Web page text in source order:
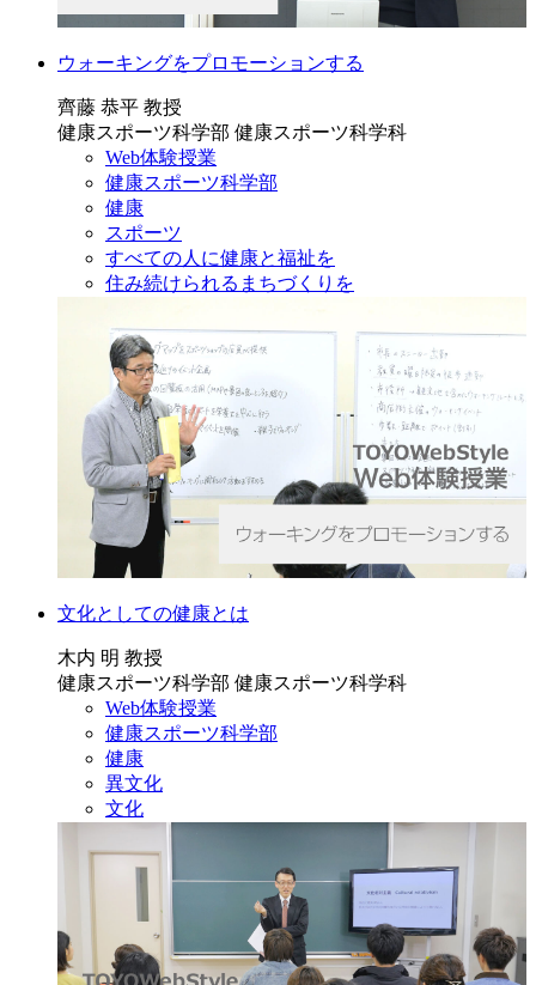
ウォーキングをプロモーションする
齊藤 恭平 教授
健康スポーツ科学部 健康スポーツ科学科
Web体験授業
健康スポーツ科学部
健康
スポーツ
すべての人に健康と福祉を
住み続けられるまちづくりを
文化としての健康とは
木内 明 教授
健康スポーツ科学部 健康スポーツ科学科
Web体験授業
健康スポーツ科学部
健康
異文化
文化